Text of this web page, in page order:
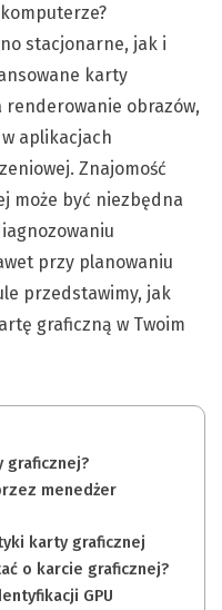
stacjonarne, jak i
karty
obrazów,
aplikacjach
Znajomość
może być niezbędna
przy planowaniu
przedstawimy, jak
graficzną w Twoim
graficznej?
menedżer
karty graficznej
o karcie graficznej?
GPU